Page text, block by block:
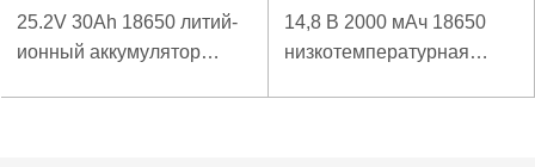
25.2V 30Ah 18650 литий-
ионный аккумулятор
14,8 В 2000 мАч 18650
низкотемпературная